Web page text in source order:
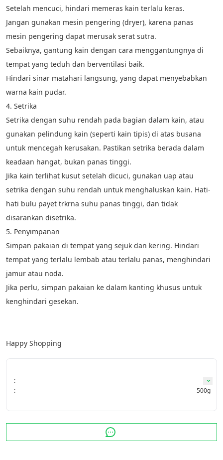
Setelah mencuci, hindari memeras kain terlalu keras.
Jangan gunakan mesin pengering (dryer), karena panas
mesin pengering dapat merusak serat sutra.
Sebaiknya, gantung kain dengan cara menggantungnya di
tempat yang teduh dan berventilasi baik.
Hindari sinar matahari langsung, yang dapat menyebabkan
warna kain pudar.
4. Setrika
Setrika dengan suhu rendah pada bagian dalam kain, atau
gunakan pelindung kain (seperti kain tipis) di atas busana
untuk mencegah kerusakan. Pastikan setrika berada dalam
keadaan hangat, bukan panas tinggi.
Jika kain terlihat kusut setelah dicuci, gunakan uap atau
setrika dengan suhu rendah untuk menghaluskan kain. Hati-
hati bulu payet trkrna suhu panas tinggi, dan tidak
disarankan disetrika.
5. Penyimpanan
Simpan pakaian di tempat yang sejuk dan kering. Hindari
tempat yang terlalu lembab atau terlalu panas, menghindari
jamur atau noda.
Jika perlu, simpan pakaian ke dalam kanting khusus untuk
kenghindari gesekan.
Happy Shopping
:
:
500g